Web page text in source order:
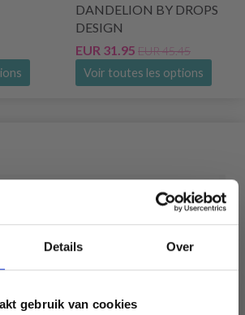
Details Over
gebruik van cookies
DANDELION BY DROPS
DESIGN
EUR 31.95 EUR 45.45
Voir toutes les options